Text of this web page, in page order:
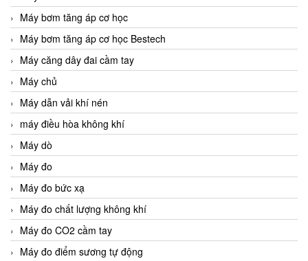
Máy bơm tăng áp cơ học
Máy bơm tăng áp cơ học Bestech
Máy căng dây đai cầm tay
Máy chủ
Máy dẫn vải khí nén
máy điều hòa không khí
Máy dò
Máy đo
Máy đo bức xạ
Máy đo chất lượng không khí
Máy đo CO2 cầm tay
Máy đo điểm sương tự động